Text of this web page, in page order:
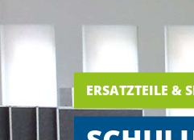
Anmelden
Register|Lost your
ERSATZTEILE &